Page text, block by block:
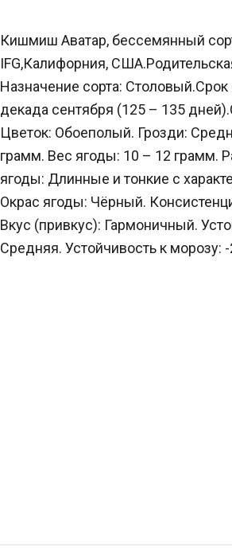
Кишмиш Аватар, бессемянный
IFG,Калифорния,
Назначение сорта:
декада сентября (125 – 135
Цветок: Обоеполый. Грозди:
грамм. Вес ягоды: 10 – 12 грамм.
ягоды: Длинные и тонкие с
Окрас ягоды: Чёрный.
Вкус (привкус): Гармоничный.
Средняя. Устойчивость к морозу: -